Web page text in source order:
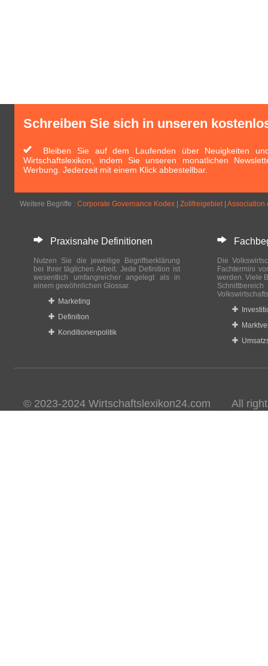
Schreiben Sie sich in unseren
Bleiben Sie auf dem Laufenden über Neuigkeiten
Wirtschaftslexikon, indem Sie unseren monatlichen
Werbung. Jederzeit mit einem Klick abbestellbar.
Weitere Begriffe : Corporate Governance Kodex Zollfreigebiet| Association
Praxisnahe Definitionen
Nutzen Sie die jeweilige Begriffserklärung
bei Ihrer täglichen Arbeit. Jede Definition ist
wesentlich umfangreicher angelegt als in
einem gewöhnlichen Glossar.
Marketing
Definition
Konditionenpolitik
Die
Fachtermini
werden. Viele
© 2023-2024 Wirtschaftslexikon24.com All